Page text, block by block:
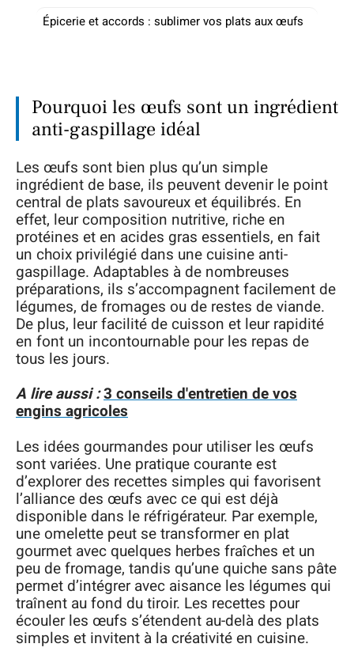
Épicerie et accords : sublimer vos plats aux œufs
Pourquoi les œufs sont un ingrédient
anti-gaspillage idéal
Les œufs sont bien plus qu’un simple
ingrédient de base, ils peuvent devenir le point
central de plats savoureux et équilibrés. En
effet, leur composition nutritive, riche en
protéines et en acides gras essentiels, en fait
un choix privilégié dans une cuisine anti-
gaspillage. Adaptables à de nombreuses
préparations, ils s’accompagnent facilement de
légumes, de fromages ou de restes de viande.
De plus, leur facilité de cuisson et leur rapidité
en font un incontournable pour les repas de
tous les jours.
A lire aussi :3 conseils d'entretien de vos
engins agricoles
Les idées gourmandes pour utiliser les œufs
sont variées. Une pratique courante est
d’explorer des recettes simples qui favorisent
l’alliance des œufs avec ce qui est déjà
disponible dans le réfrigérateur. Par exemple,
une omelette peut se transformer en plat
gourmet avec quelques herbes fraîches et un
peu de fromage, tandis qu’une quiche sans pâte
permet d’intégrer avec aisance les légumes qui
traînent au fond du tiroir. Les recettes pour
écouler les œufs s’étendent au-delà des plats
simples et invitent à la créativité en cuisine.